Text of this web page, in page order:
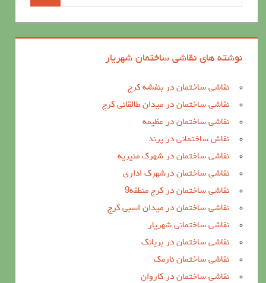
نوشته های نقاشی ساختمان شهریار
نقاشی ساختمان در بنفشه کرج
نقاشی ساختمان در میدان طالقانی کرج
نقاشی ساختمان در عظیمه
نقاش ساختمانی در پرند
نقاشی ساختمان در شهرک منیریه
نقاشی ساختمان درشهرک اداری
نقاشی ساختمان در کرج منطقه9
نقاشی ساختمان در میدان اسبی کرج
نقاشی ساختمانی شهریار
نقاشی ساختمان در بریانک
نقاشی ساختمان نارمک
نقاشی ساختمان در کاروان